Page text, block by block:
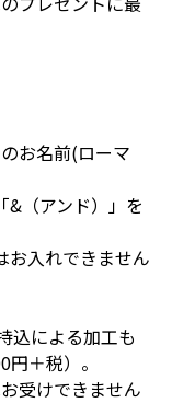
お名前(ローマ
&（アンド）」を
お入れできません
込による加工も
＋税）。
受けできません